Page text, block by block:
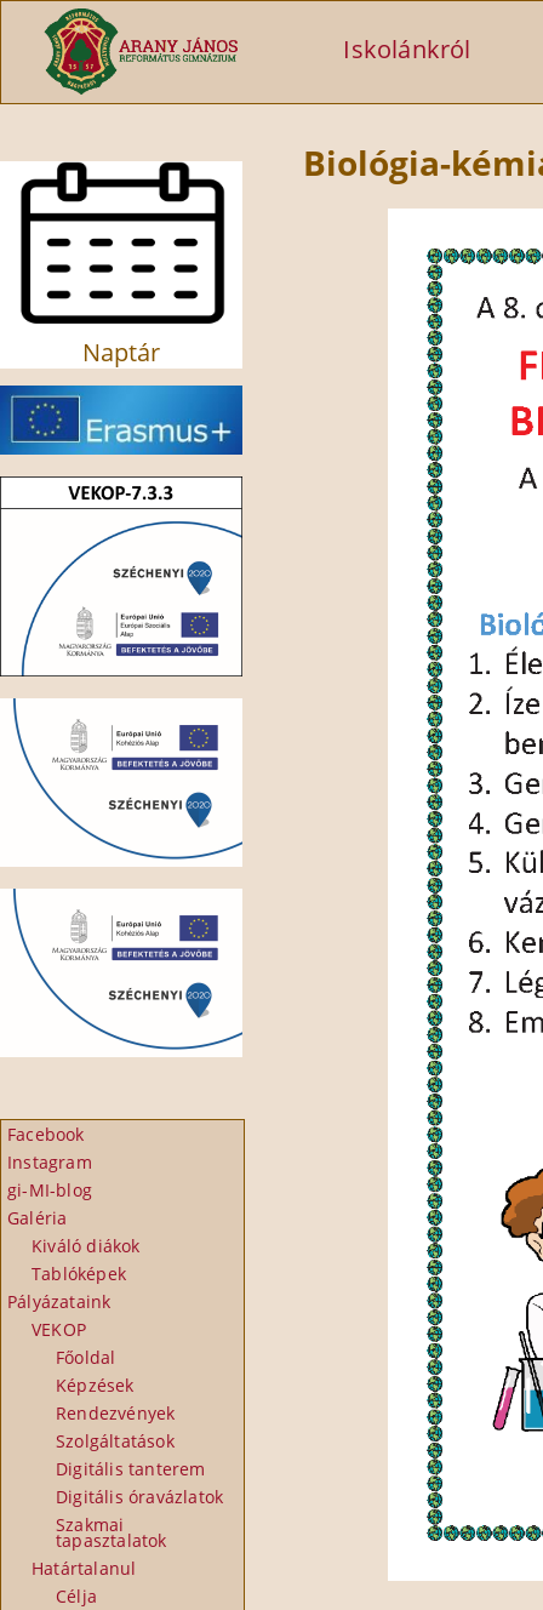
Ugrás a tartalomra
Iskolánkról
Naptár
Facebook
Instagram
gi-MI-blog
Galéria
Kiváló diákok
Tablóképek
Pályázataink
VEKOP
Főoldal
Képzések
Rendezvények
Szolgáltatások
Digitális tanterem
Digitális óravázlatok
Szakmai
tapasztalatok
Határtalanul
Célja
Biológia-